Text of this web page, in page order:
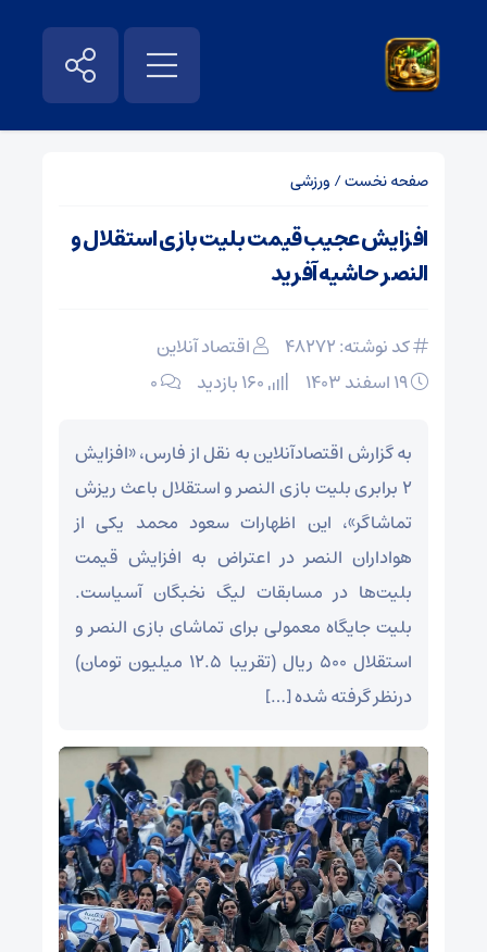
صفحه نخست/ ورزشی
افزایش عجیب قیمت بلیت بازی استقلال و
النصر حاشیه آفرید
کد نوشته: 48272
اقتصاد آنلاین
۰
به گزارش اقتصادآنلاین به نقل از فارس، «افزایش
۲ برابری بلیت بازی النصر و استقلال باعث ریزش
تماشاگر»، این اظهارات سعود محمد یکی از
هواداران النصر در اعتراض به افزایش قیمت
بلیت‌ها در مسابقات لیگ نخبگان آسیاست.
بلیت جایگاه معمولی برای تماشای بازی النصر و
استقلال ۵۰۰ ریال (تقریبا ۱۲.۵ میلیون تومان)
درنظر گرفته شده […]